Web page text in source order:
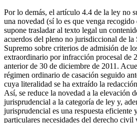
Por lo demás, el artículo 4.4 de la ley no
una novedad (sí lo es que venga
supone trasladar al texto legal un
acuerdos del pleno no jurisdiccional de la
Supremo sobre criterios de admisión de
extraordinario por infracción procesal de
anterior de 30 de diciembre de 2011.
régimen ordinario de casación seguido
cuya literalidad se ha extraído la
Así, se reduce la novedad a la elevación
jurisprudencial a la categoría de ley y,
jurisprudencial es una respuesta eficiente
particulares necesidades del derecho civil